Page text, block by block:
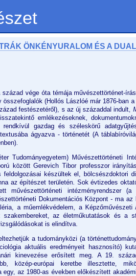
ÖNKÉNYURALOM ÉS A
vége óta témája művészettörténet-
(Hollós Lászlóé már 1876-ban
festészetéről), s az új századdal indult,
emlékezéseknek,
gazdag és széleskörű
ágyazva - történetét (A
Tudományegyetem) Művészettörténeti
között Gerevich Tibor professzor
készültek el, bölcsészdoktori
az építészet területén. Sok évtizedes
művészettörténeti intézményrendszer
Dokumentációs Központ - ma az
a műemlékvédelem, a Képzőművészeti
az életműkutatások és a
is elindítva.
a tudományközi (a
aktuális eredményeit hasznosító)
kinevezése erősített meg. A 19.
közép-európai keretbe illesztette,
egy, az 1980-as években előkészített